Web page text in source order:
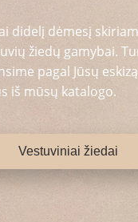
didelį dėmesį
žiedų gamybai.
pagal Jūsų
iš mūsų katalogo.
Vestuviniai žiedai